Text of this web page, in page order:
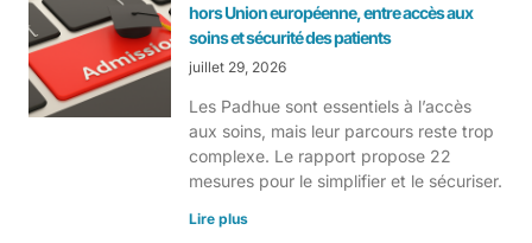
hors Union européenne, entre accès aux
soins et sécurité des patients
juillet 29, 2026
Les Padhue sont essentiels à l’accès
aux soins, mais leur parcours reste trop
complexe. Le rapport propose 22
mesures pour le simplifier et le sécuriser.
Lire plus